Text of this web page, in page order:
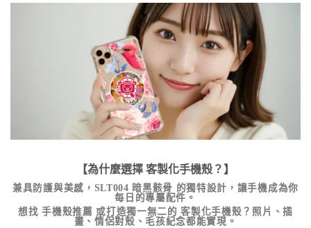
【為什麼選擇 客製化手機殼 ？】
兼具防護與美感， SLT004 暗黑骸骨 的獨特設計，讓手機成為你
每日的專屬配件。
想找手機殼推薦 或打造獨一無二的客製化手機殼 ？照片、插
畫、情侶對殼、毛孩紀念都能實現。